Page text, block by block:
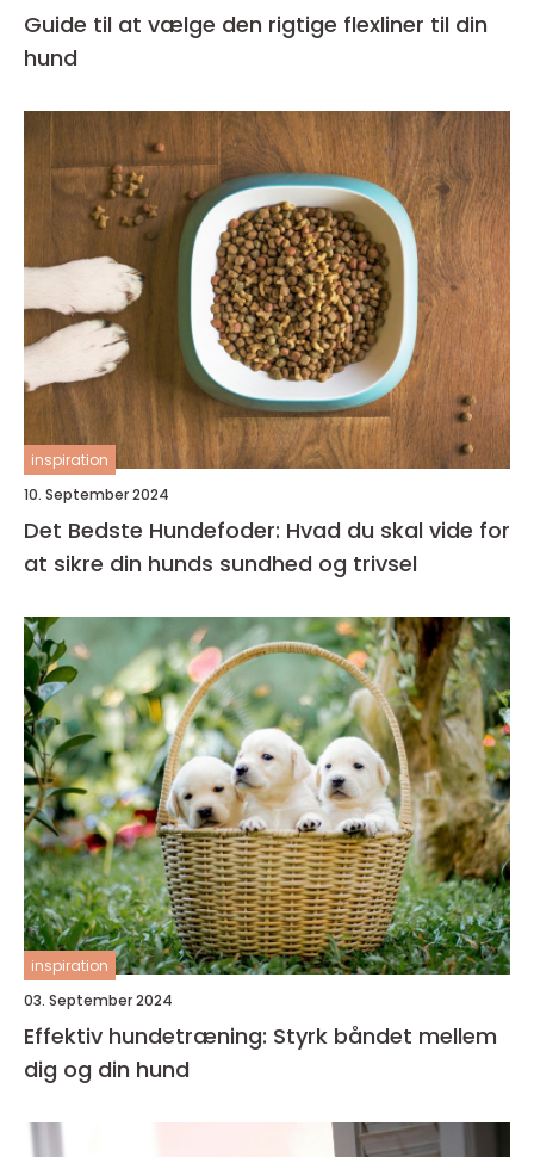
Guide til at vælge den rigtige flexliner til din
hund
inspiration
10. September 2024
Det Bedste Hundefoder: Hvad du skal vide for
at sikre din hunds sundhed og trivsel
inspiration
03. September 2024
Effektiv hundetræning: Styrk båndet mellem
dig og din hund